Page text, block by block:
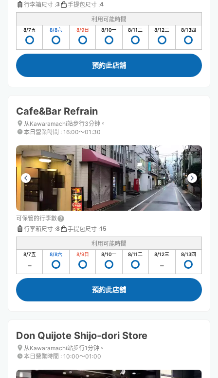
行李箱尺寸 :3 手提包尺寸 :4
利用可能時間
8/7五 8/8六 8/9日 8/10一 8/11二 8/12三 8/13四
預約此店舖
Cafe&Bar Refrain
从Kawaramachi站步行3分钟。
本日營業時間 : 16:00〜01:30
可保管的行李數
行李箱尺寸 :8 手提包尺寸 :15
利用可能時間
8/7五 8/8六 8/9日 8/10一 8/11二 8/12三 8/13四
預約此店舖
Don Quijote Shijo-dori Store
从Kawaramachi站步行1分钟。
本日營業時間 : 10:00〜01:00